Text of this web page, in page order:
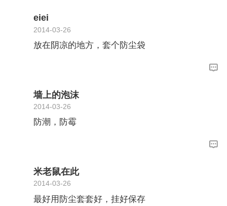
eiei
2014-03-26
放在阴凉的地方，套个防尘袋
墙上的泡沫
2014-03-26
防潮，防霉
米老鼠在此
2014-03-26
最好用防尘套套好，挂好保存